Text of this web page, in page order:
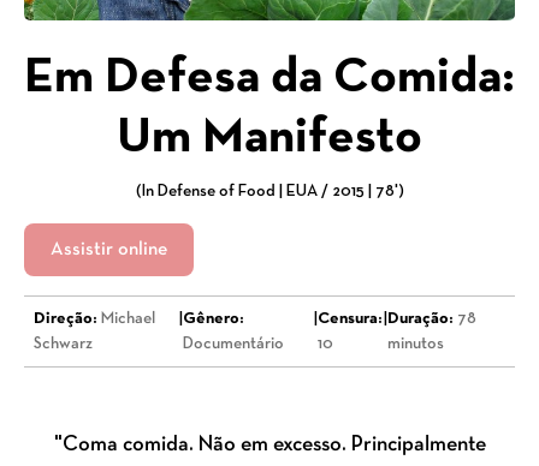
Em Defesa da Comida:
Um Manifesto
(In Defense of Food | EUA / 2015 | 78')
Assistir online
Direção: Michael
Schwarz
Gênero:
Documentário
Censura:
10
Duração: 78
minutos
"Coma comida. Não em excesso. Principalmente